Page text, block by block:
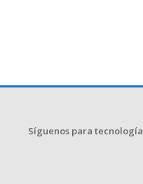
Síguenos para tecnología